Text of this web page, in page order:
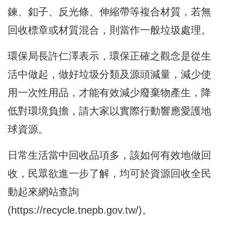
鍊、釦子、反光條、伸縮帶等複合材質，若無
回收標章或材質混合，則當作一般垃圾處理。
環保局長許仁澤表示，環保正確之觀念是從生
活中做起，做好垃圾分類及源頭減量，減少使
用一次性用品，才能有效減少廢棄物產生，降
低對環境負擔，請大家以實際行動響應愛護地
球資源。
日常生活當中回收品項多，該如何有效地做回
收，民眾欲進一步了解，均可於資源回收全民
動起來網站查詢
(https://recycle.tnepb.gov.tw/)。